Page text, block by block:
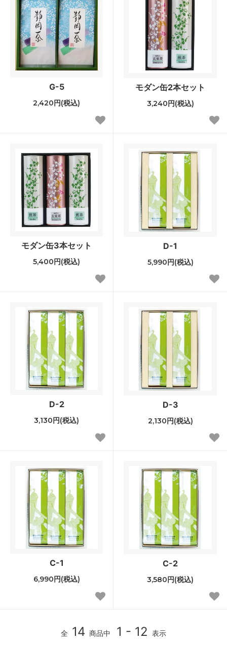
G-5
2,420円(税込)
モダン缶2本セット
3,240円(税込)
モダン缶3本セット
5,400円(税込)
D-1
5,990円(税込)
D-2
3,130円(税込)
D-3
2,130円(税込)
C-1
6,990円(税込)
C-2
3,580円(税込)
全 14 商品中 1 - 12 表示